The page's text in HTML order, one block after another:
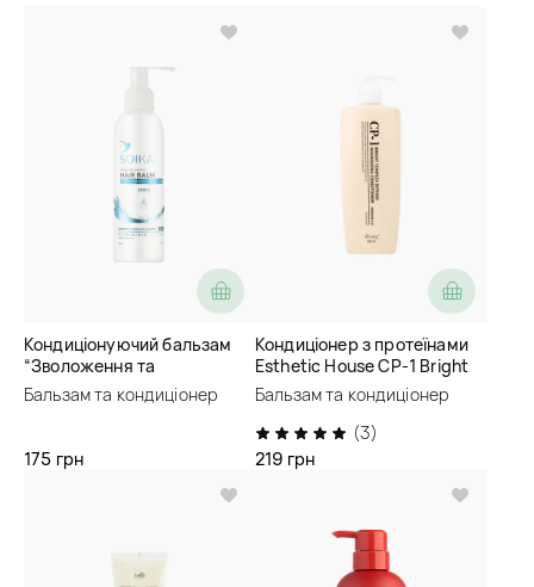
Кондиціонуючий бальзам
“Зволоження та
відновлення” Soika Hair
Balm
Бальзам та кондиціонер
175 грн
Кондиціонер з протеїнами
Esthetic House CP-1 Bright
Complex Intense Nourishing
Conditioner
Бальзам та кондиціонер
(3)
219 грн